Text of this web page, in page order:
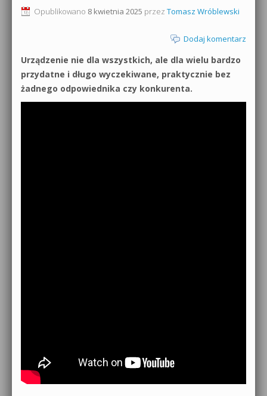
Opublikowano 8 kwietnia 2025 przez Tomasz Wróblewski
Dodaj komentarz
Urządzenie nie dla wszystkich, ale dla wielu bardzo
przydatne i długo wyczekiwane, praktycznie bez
żadnego odpowiednika czy konkurenta.